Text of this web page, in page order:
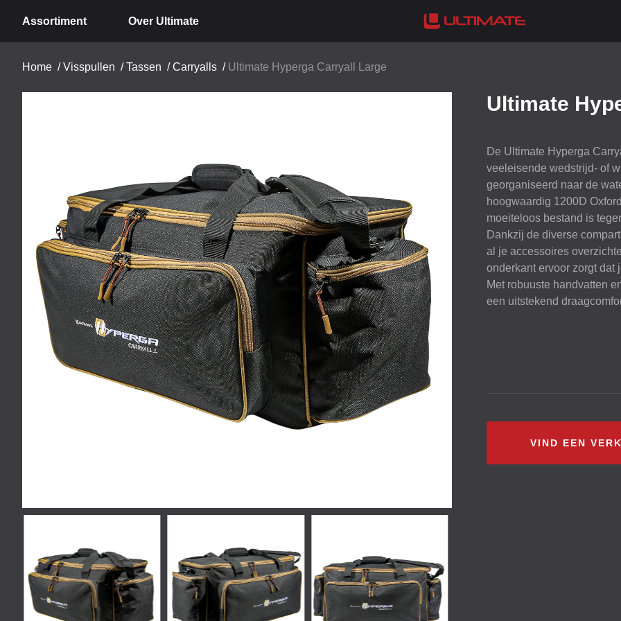
Assortiment Over Ultimate
Home /Visspullen /Tassen /Carryalls / Ultimate Hyperga Carryall Large
Ultimate
De Ultimate Hyperga
veeleisende wedstrijd- of
georganiseerd naar de
hoogwaardig 1200D
moeiteloos bestand is
Dankzij de diverse
al je accessoires
onderkant ervoor zorgt dat
Met robuuste handvatten
een uitstekend
VIND EEN